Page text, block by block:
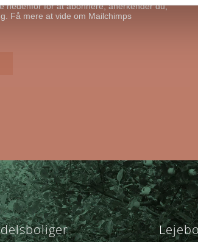
nedenfor for at abonnere, anerkender du,
Få mere at vide om Mailchimps